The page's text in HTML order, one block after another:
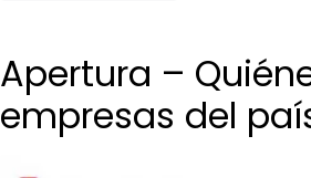
Apertura –
empresas del